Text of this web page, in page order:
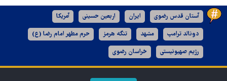
آستان قدس رضوی ایران اربعین حسینی آمریکا
دونالد ترامپ مشهد تنگه هرمز حرم مطهر امام رضا (ع)
رژیم صهیونیستی خراسان رضوی